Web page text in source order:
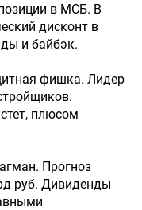
в МСБ. В
дисконт в
и байбэк.
фишка. Лидер
плюсом
Прогноз
руб. Дивиденды